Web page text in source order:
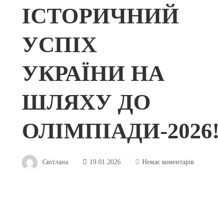
ІСТОРИЧНИЙ
УСПІХ
УКРАЇНИ НА
ШЛЯХУ ДО
ОЛІМПІАДИ-
Світлана 19.01.2026 Немає коментарів